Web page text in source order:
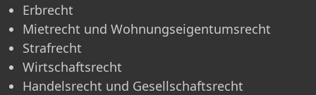
Erbrecht
Mietrecht und Wohnungseigentumsrecht
Strafrecht
Wirtschaftsrecht
Handelsrecht und Gesellschaftsrecht